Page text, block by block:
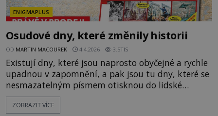
ENIGMAPLUS
Osudové dny, které změnily historii
OD MARTIN MACOUREK 4.4.2026 3.5TIS
Existují dny, které jsou naprosto obyčejné a rychle
upadnou v zapomnění, a pak jsou tu dny, které se
nesmazatelným písmem otisknou do lidské
historie, a je jedno, jestli dojde k významnému
objevu nebo děsivé katastrofě. Vezměte si k ruce
ZOBRAZIT VÍCE